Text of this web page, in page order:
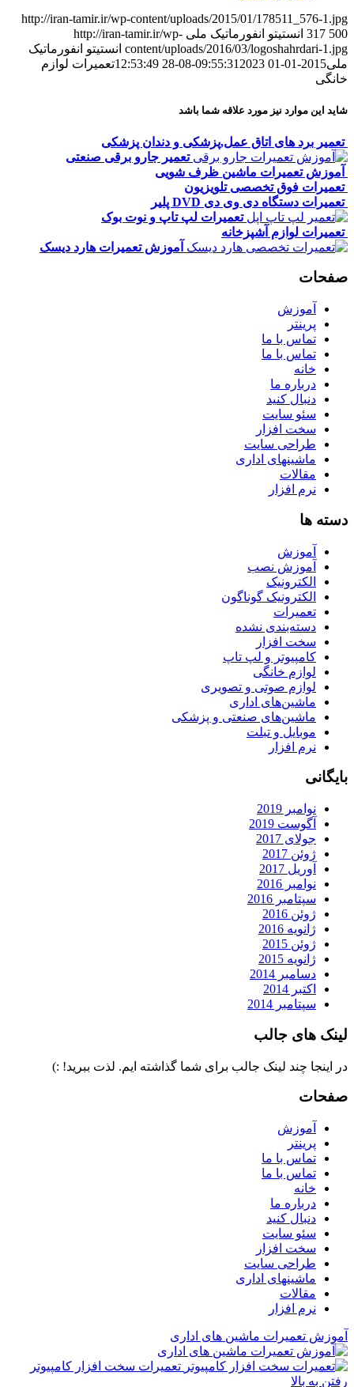
http://iran-tamir.ir/wp-content/uploads/2015/01/178511_576-1.jpg
317 500 انستیتو انفورماتیک ملی http://iran-tamir.ir/wp-
content/uploads/2016/03/logoshahrdari-1.jpg انستیتو انفورماتیک
ملی2015-01-01 09:55:31
2023-08-28 12:53:49
تعمیرات لوازم
خانگی
شاید این موارد نیز مورد علاقه شما باشد
تعمیر برد های اتاق عمل,پزشکی و دندان پزشکی
تعمیر جارو برقی صنعتی
آموزش تعمیرات ماشین ظرف شویی
تعمیرات فوق تخصصی تلویزیون
تعمیرات دستگاه دی وی دی DVD پلیر
تعمیرات لپ تاپ و نوت بوک
تعمیرات لوازم آشپزخانه
آموزش تعمیرات هارد دیسک
صفحات
آموزش
پرینتر
تماس با ما
تماس با ما
خانه
درباره ما
دنبال کنید
سئو سایت
سخت افزار
طراحی سایت
ماشینهای اداری
مقالات
نرم افزار
دسته ها
آموزش
آموزش نصب
الکترونیک
الکترونیک گوناگون
تعمیرات
دسته‌بندی نشده
سخت افزار
کامپیوتر و لپ تاپ
لوازم خانگی
لوازم صوتی و تصویری
ماشین‌های اداری
ماشین‌های صنعتی و پزشکی
موبایل و تبلت
نرم افزار
بایگانی
نوامبر 2019
آگوست 2019
جولای 2017
ژوئن 2017
آوریل 2017
نوامبر 2016
سپتامبر 2016
ژوئن 2016
ژانویه 2016
ژوئن 2015
ژانویه 2015
دسامبر 2014
اکتبر 2014
سپتامبر 2014
لینک های جالب
در اینجا چند لینک جالب برای شما گذاشته ایم. لذت ببرید! :)
صفحات
آموزش
پرینتر
تماس با ما
تماس با ما
خانه
درباره ما
دنبال کنید
سئو سایت
سخت افزار
طراحی سایت
ماشینهای اداری
مقالات
نرم افزار
آموزش تعمیرات ماشین های اداری
تعمیرات سخت افزار کامپیوتر
رفتن به بالا